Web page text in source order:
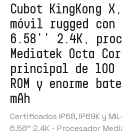
Cubot KingKong
móvil rugged
6.58'' 2.4K,
Mediatek Octa
principal de 100
ROM y enorme
mAh
Certificados IP68, IP69K y
6.58'' 2.4K - Procesador